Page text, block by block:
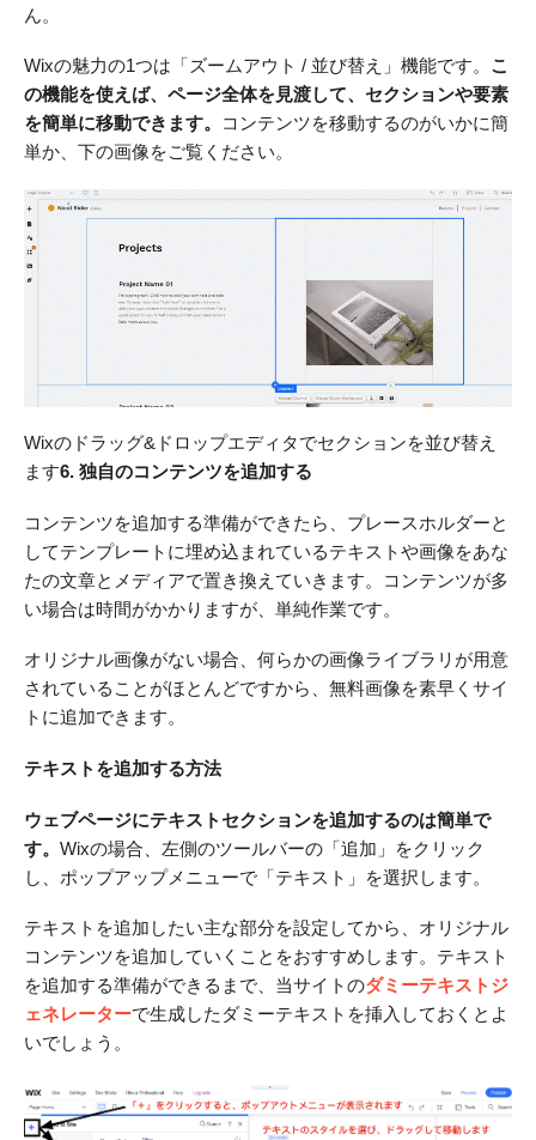
ん。
Wixの魅力の1つは「ズームアウト / 並び替え」機能です。 こ
の機能を使えば、ページ全体を見渡して、セクションや要素
を簡単に移動できます。
コンテンツを移動するのがいかに簡
単か、下の画像をご覧ください。
Wixのドラッグ&ドロップエディタでセクションを並び替え
ます6. 独自のコンテンツを追加する
コンテンツを追加する準備ができたら、プレースホルダーと
してテンプレートに埋め込まれているテキストや画像をあな
たの文章とメディアで置き換えていきます。コンテンツが多
い場合は時間がかかりますが、単純作業です。
オリジナル画像がない場合、何らかの画像ライブラリが用意
されていることがほとんどですから、無料画像を素早くサイ
トに追加できます。
テキストを追加する方法
ウェブページにテキストセクションを追加するのは簡単で
す。 Wixの場合、左側のツールバーの「追加」をクリック
し、ポップアップメニューで「テキスト」を選択します。
テキストを追加したい主な部分を設定してから、オリジナル
コンテンツを追加していくことをおすすめします。テキスト
を追加する準備ができるまで、当サイトのダミーテキストジ
ェネレーターで生成したダミーテキストを挿入しておくとよ
いでしょう。